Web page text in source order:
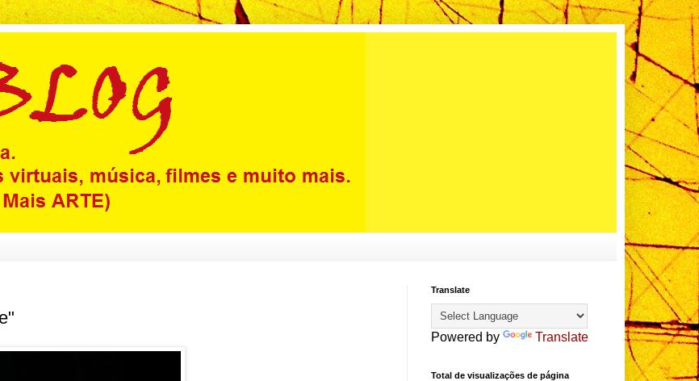
Translate
Powered by Translate
Total de visualizações de página